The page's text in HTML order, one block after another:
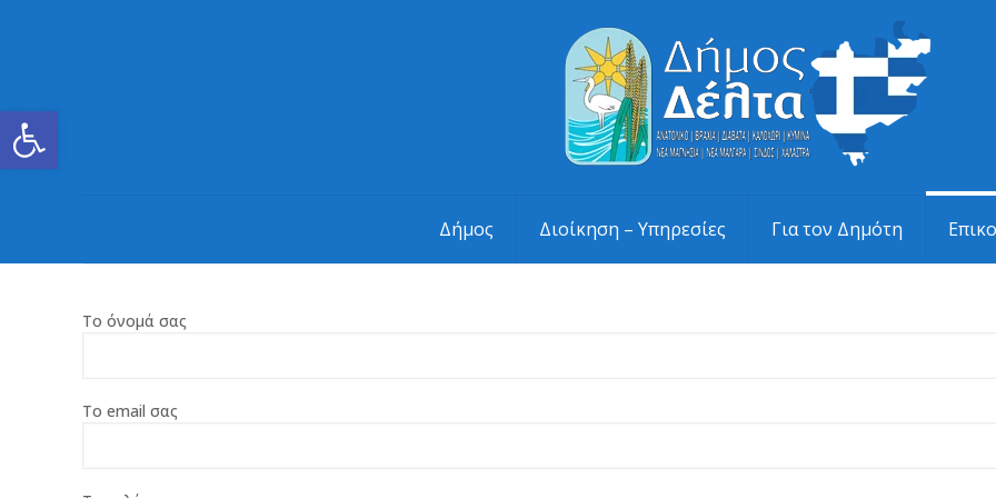
Ανοίξτε τη γραμμή εργαλείων
Δήμος Διοίκηση – Υπηρεσίες Για τον Δημότη
Το όνομά σας
Το email σας